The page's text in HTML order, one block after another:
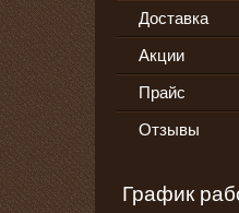
Доставка
Акции
Прайс
Отзывы
График